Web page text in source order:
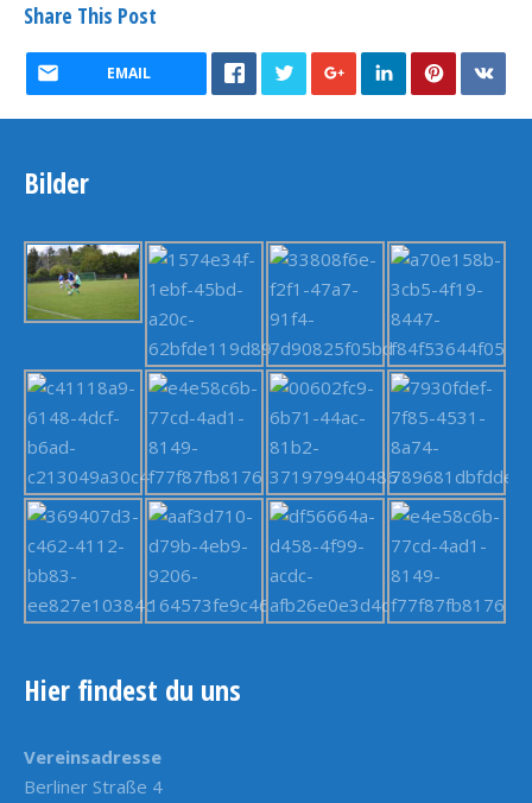
Share This Post
EMAIL
Bilder
Hier findest du uns
Vereinsadresse
Berliner Straße 4